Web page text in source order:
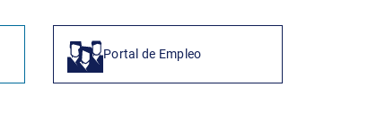
Portal de Empleo